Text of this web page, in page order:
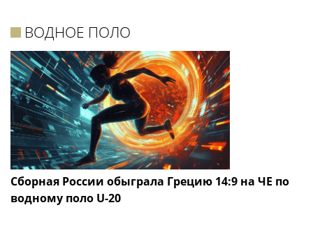
ВОДНОЕ ПОЛО
Сборная России обыграла Грецию 14:9 на ЧЕ по
водному поло U-20